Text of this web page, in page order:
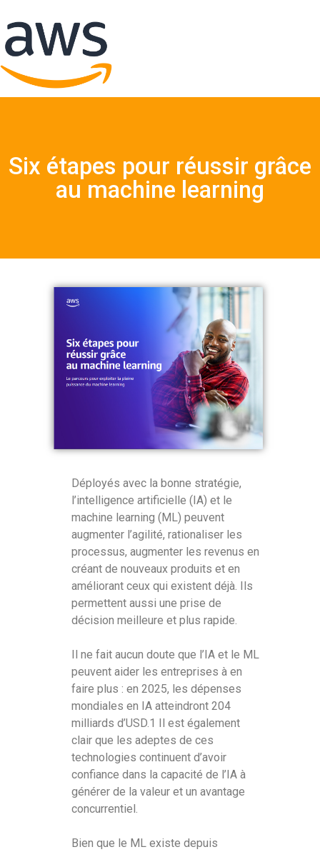
Six étapes pour réussir grâce
au machine learning
Déployés avec la bonne stratégie,
l’intelligence artificielle (IA) et le
machine learning (ML) peuvent
augmenter l’agilité, rationaliser les
processus, augmenter les revenus en
créant de nouveaux produits et en
améliorant ceux qui existent déjà. Ils
permettent aussi une prise de
décision meilleure et plus rapide.
Il ne fait aucun doute que l’IA et le ML
peuvent aider les entreprises à en
faire plus : en 2025, les dépenses
mondiales en IA atteindront 204
milliards d’USD.1 Il est également
clair que les adeptes de ces
technologies continuent d’avoir
confiance dans la capacité de l’IA à
générer de la valeur et un avantage
concurrentiel.
Bien que le ML existe depuis